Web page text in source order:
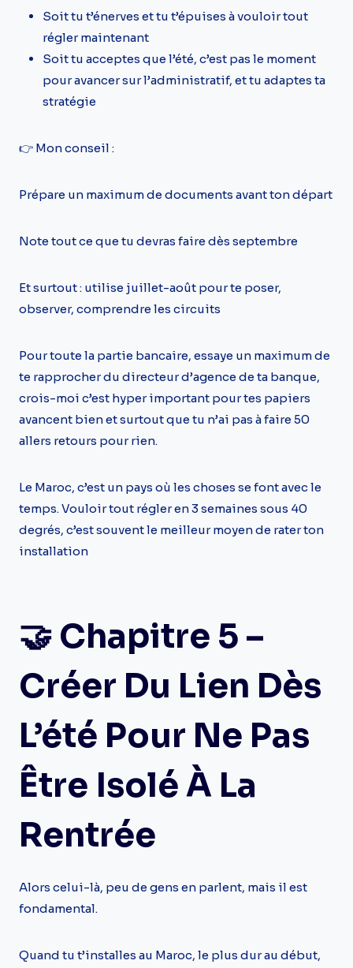
Soit tu t’énerves et tu t’épuises à vouloir tout
régler maintenant
Soit tu acceptes que l’été, c’est pas le moment
pour avancer sur l’administratif, et tu adaptes ta
stratégie
👉 Mon conseil :
Prépare un maximum de documents avant ton départ
Note tout ce que tu devras faire dès septembre
Et surtout : utilise juillet-août pour te poser,
observer, comprendre les circuits
Pour toute la partie bancaire, essaye un maximum de
te rapprocher du directeur d’agence de ta banque,
crois-moi c’est hyper important pour tes papiers
avancent bien et surtout que tu n’ai pas à faire 50
allers retours pour rien.
Le Maroc, c’est un pays où les choses se font avec le
temps. Vouloir tout régler en 3 semaines sous 40
degrés, c’est souvent le meilleur moyen de rater ton
installation
🤝 Chapitre 5 –
Créer Du Lien Dès
L’été Pour Ne Pas
Être Isolé À La
Rentrée
Alors celui-là, peu de gens en parlent, mais il est
fondamental.
Quand tu t’installes au Maroc, le plus dur au début,